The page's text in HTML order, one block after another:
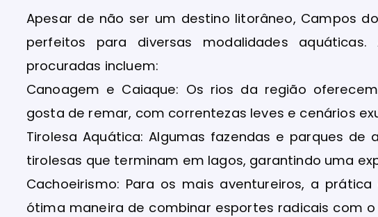
Apesar de não ser um destino litorâneo, Campos
perfeitos para diversas modalidades
procuradas incluem:
Canoagem e Caiaque: Os rios da região
gosta de remar, com correntezas leves e cenários
Tirolesa Aquática: Algumas fazendas e parques
tirolesas que terminam em lagos, garantindo uma
Cachoeirismo: Para os mais aventureiros, a
ótima maneira de combinar esportes radicais com